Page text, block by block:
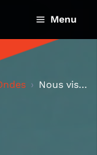
Menu
Nous visitons Paris | épisode 4 : le local des Enf...